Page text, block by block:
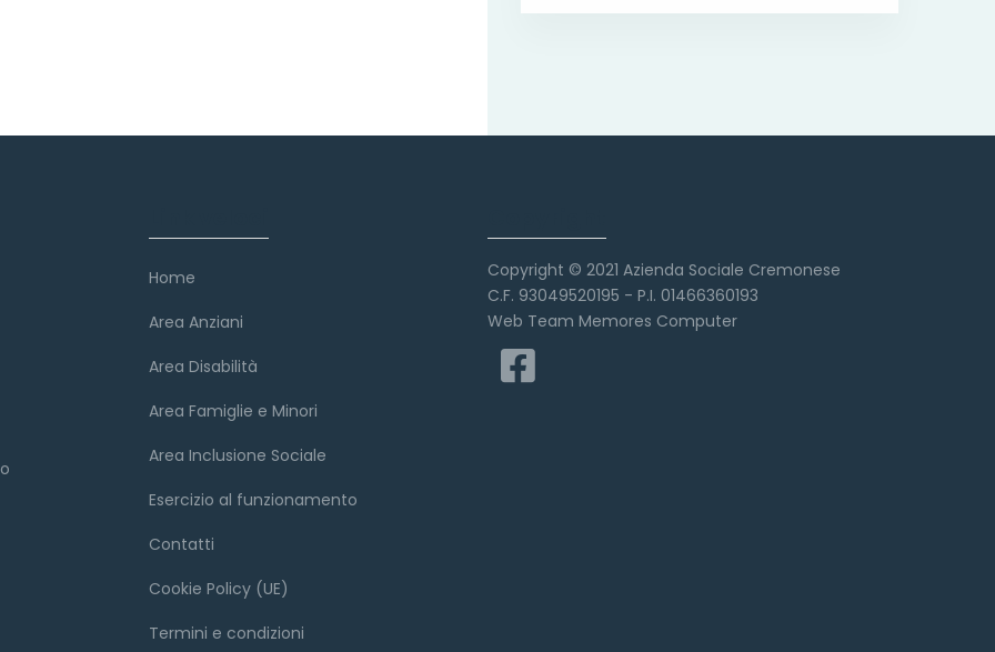
Home
Area Anziani
Area Disabilità
Area Famiglie e Minori
Area Inclusione Sociale
Esercizio al funzionamento
Contatti
Cookie Policy (UE)
Termini e condizioni
Copyright © 2021 Azienda Sociale Cremonese
C.F. 93049520195 - P.I. 01466360193
Web Team Memores Computer